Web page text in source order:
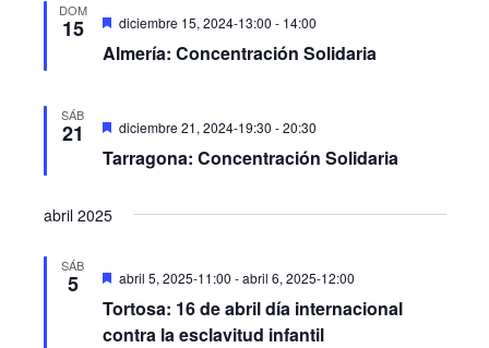
DOM
15
Almería: Concentración Solidaria
Destacado
diciembre 15, 2024-13:00 - 14:00
SÁB
21
Tarragona: Concentración Solidaria
Destacado
diciembre 21, 2024-19:30 -20:30
abril 2025
SÁB
5
Tortosa: 16 de abril día internacional
contra la esclavitud infantil
Destacado
abril 5, 2025-11:00 -abril 6, 2025-12:00